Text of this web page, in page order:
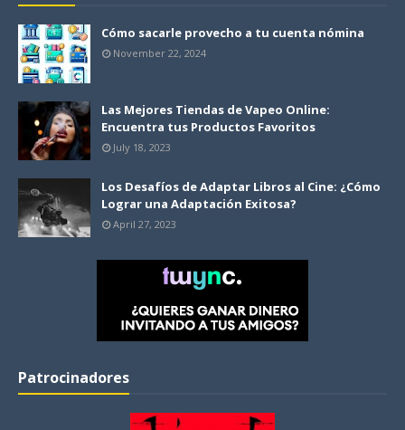
Cómo sacarle provecho a tu cuenta nómina
November 22, 2024
Las Mejores Tiendas de Vapeo Online:
Encuentra tus Productos Favoritos
July 18, 2023
Los Desafíos de Adaptar Libros al Cine: ¿Cómo
Lograr una Adaptación Exitosa?
April 27, 2023
Patrocinadores